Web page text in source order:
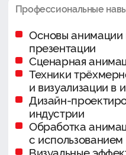
Профессиональные
Основы анимации
презентации
Сценарная
Техники
и визуализации в
Дизайн-
индустрии
Обработка
с